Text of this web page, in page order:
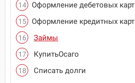
Оформление дебетовых карт
Оформление кредитных карт
Займы
КупитьОсаго
Списать долги